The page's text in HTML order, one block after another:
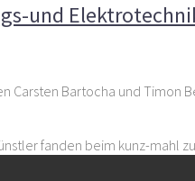
und
Carsten Bartocha und Timon